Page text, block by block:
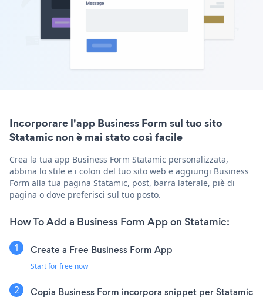
Incorporare l'app Business Form sul tuo sito
Statamic non è mai stato così facile
Crea la tua app Business Form Statamic personalizzata,
abbina lo stile e i colori del tuo sito web e aggiungi Business
Form alla tua pagina Statamic, post, barra laterale, piè di
pagina o dove preferisci sul tuo posto.
How To Add a Business Form App on Statamic:
Create a Free Business Form App
Start for free now
Copia Business Form incorpora snippet per Statamic